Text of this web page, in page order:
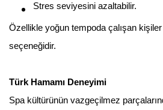
Stres seviyesini azaltabilir.
Özellikle yoğun tempoda çalışan
seçeneğidir.
Türk Hamamı Deneyimi
Spa kültürünün vazgeçilmez